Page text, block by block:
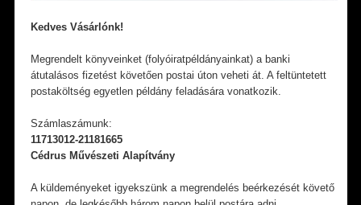
Kedves Vásárlónk!
Megrendelt könyveinket (folyóiratpéldányainkat) a banki
átutalásos fizetést követően postai úton veheti át. A feltüntetett
postaköltség egyetlen példány feladására vonatkozik.
Számlaszámunk:
11713012-21181665
Cédrus Művészeti Alapítvány
A küldeményeket igyekszünk a megrendelés beérkezését követő